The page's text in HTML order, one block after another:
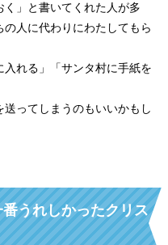
」と書いてくれた人が多
人に代わりにわたしてもら
入れる」「サンタ村に手紙を
ってしまうのもいいかもし
うれしかったクリス